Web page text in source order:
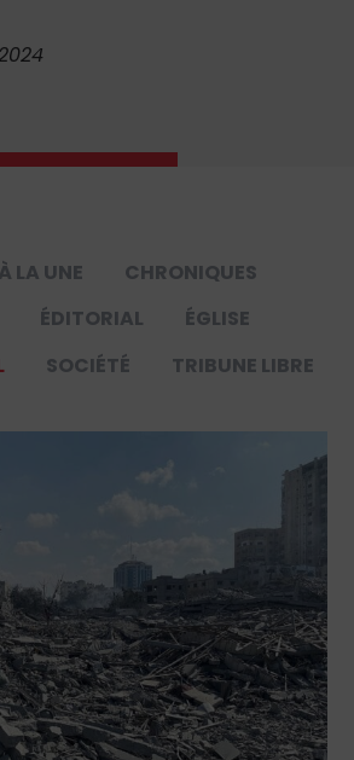
À LA UNE
CHRONIQUES
ÉDITORIAL
ÉGLISE
SOCIÉTÉ TRIBUNE LIBRE